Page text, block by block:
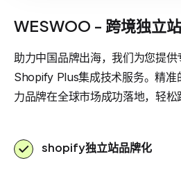
WESWOO - 跨境独立
助力中国品牌出海，我们为您提
Shopify Plus集成技术服务。精准
力品牌在全球市场成功落地，轻松
shopify独立站品牌化